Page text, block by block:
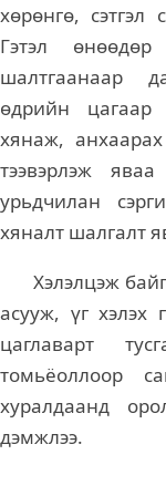
хөрөнгө,
Гэтэл
шалтгаанаар
өдрийн цагаар
хянаж,
тээвэрлэж
урьдчилан
хяналт шалгалт
Хэлэлцэж
асууж, үг хэлэх
цаглаварт
томьёоллоор
хуралдаанд
дэмжлээ.